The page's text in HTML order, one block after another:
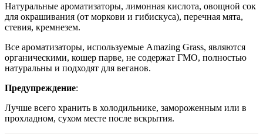
Натуральные ароматизаторы, лимонная кислота, овощной сок
для окрашивания (от моркови и гибискуса), перечная мята,
стевия, кремнезем.
Все ароматизаторы, используемые Amazing Grass, являются
органическими, кошер парве, не содержат ГМО, полностью
натуральны и подходят для веганов.
Предупреждение:
Лучше всего хранить в холодильнике, замороженным или в
прохладном, сухом месте после вскрытия.